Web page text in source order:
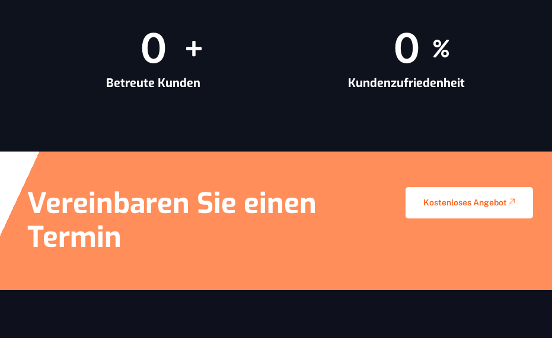
Betreute Kunden
0
Kundenzufriedenheit
0
Vereinbaren Sie einen
Termin
Kostenloses Angebot